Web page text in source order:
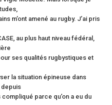
m’ont amené au rugby. J’ai pris
au plus haut niveau fédéral,
ses qualités rugbystiques et
la situation épineuse dans
depuis
parce qu’on a eu du